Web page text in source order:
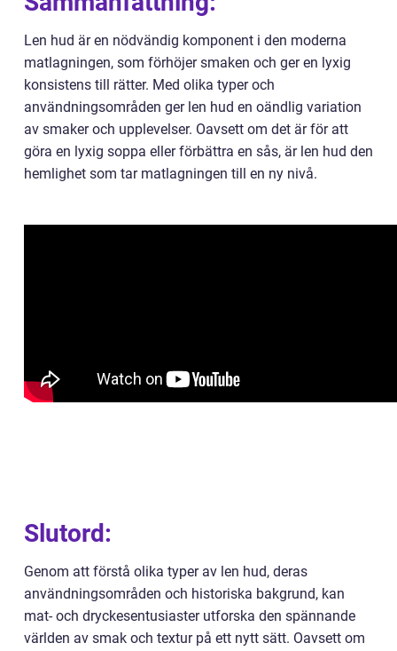
Len hud är en nödvändig komponent i den moderna
matlagningen, som förhöjer smaken och ger en lyxig
konsistens till rätter. Med olika typer och
användningsområden ger len hud en oändlig variation
av smaker och upplevelser. Oavsett om det är för att
göra en lyxig soppa eller förbättra en sås, är len hud den
hemlighet som tar matlagningen till en ny nivå.
Slutord:
Genom att förstå olika typer av len hud, deras
användningsområden och historiska bakgrund, kan
mat- och dryckesentusiaster utforska den spännande
världen av smak och textur på ett nytt sätt. Oavsett om